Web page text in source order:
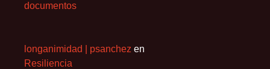
documentos
longanimidad | psanchez en
Resiliencia